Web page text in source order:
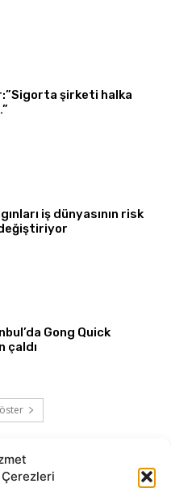
şirketi halka
iş dünyasının risk
Gong Quick
çaldı